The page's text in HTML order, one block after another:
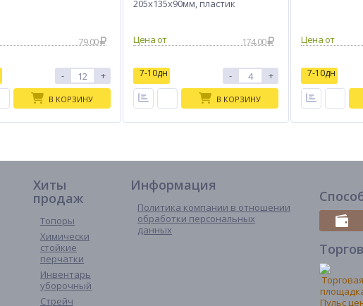
79.00
- +
В КОРЗИНУ
205х135х90мм, пластик
174.00
7-10дн - +
В КОРЗИНУ
7-10дн
Хиты
продаж
Топоры
Химически
стойкие
перчатки
Инвентарь
уборочный
Стрейч
Информация
Политика компании в отношении
обработки персональных
данных